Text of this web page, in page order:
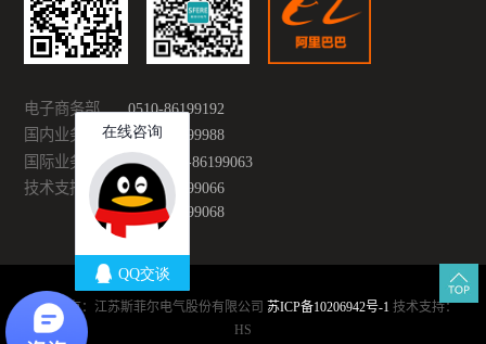
电子商务部
0510-86199192
国内业务部
0510-86199988
国际业务部
0086-510-86199063
技术支持
0510-86199066
0510-86199068
版权所有：江苏斯菲尔电气股份有限公司 苏ICP备10206942号-1 技术支持：
HS